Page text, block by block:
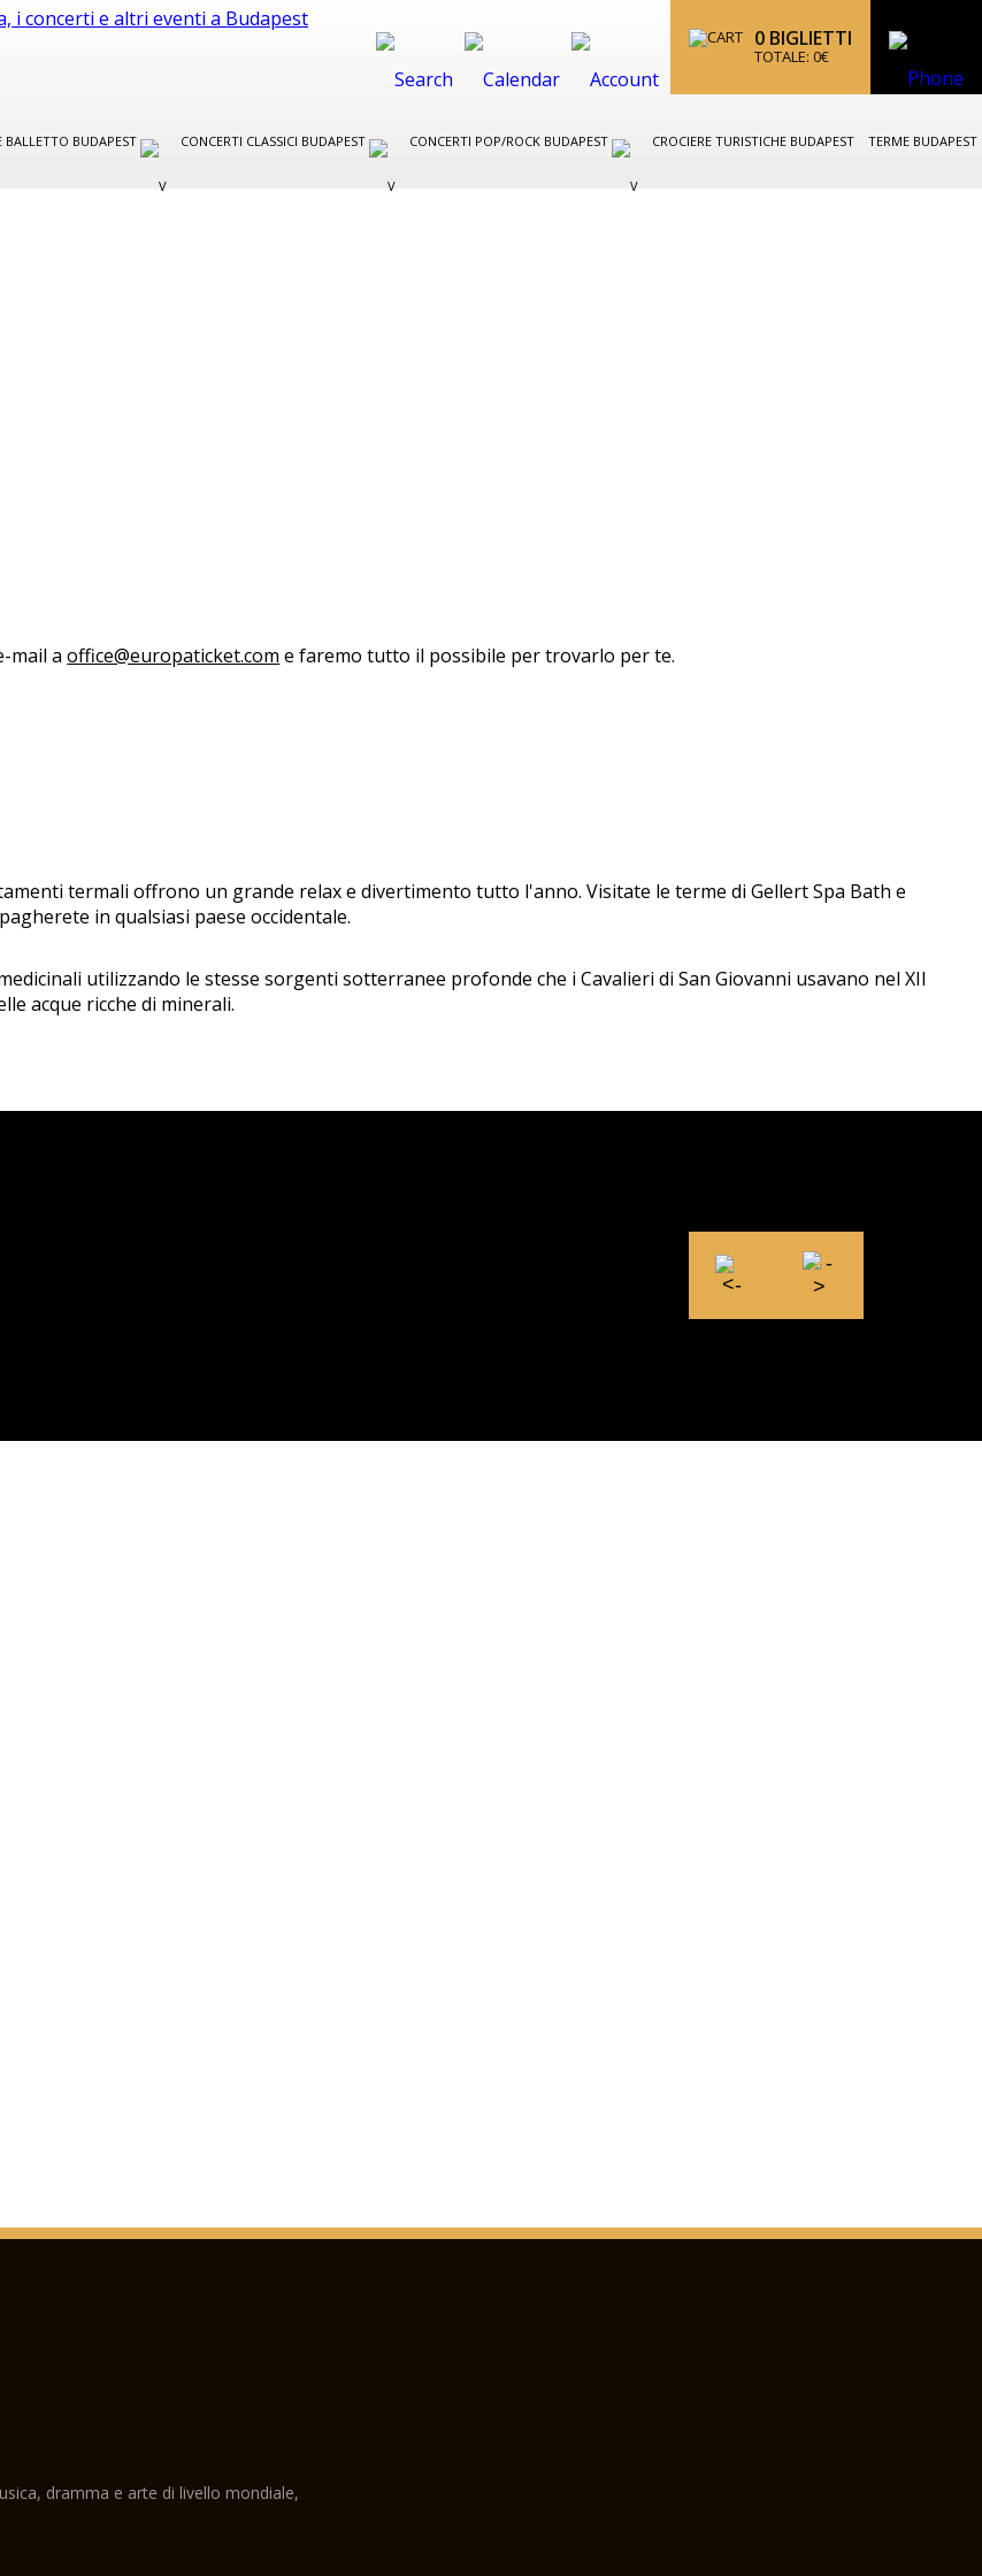
0 BIGLIETTI
TOTALE: 0€
BALLETTO BUDAPEST CONCERTI CLASSICI BUDAPEST CONCERTI POP/ROCK BUDAPEST CROCIERE TURISTICHE BUDAPEST TERME BUDAPEST
mail aoffice@europaticket.com e faremo tutto il possibile per trovarlo per te.
termali offrono un grande relax e divertimento tutto l'anno. Visitate le terme di Gellert Spa Bath e
in qualsiasi paese occidentale.
utilizzando le stesse sorgenti sotterranee profonde che i Cavalieri di San Giovanni usavano nel XII
acque ricche di minerali.
dramma e arte di livello mondiale,